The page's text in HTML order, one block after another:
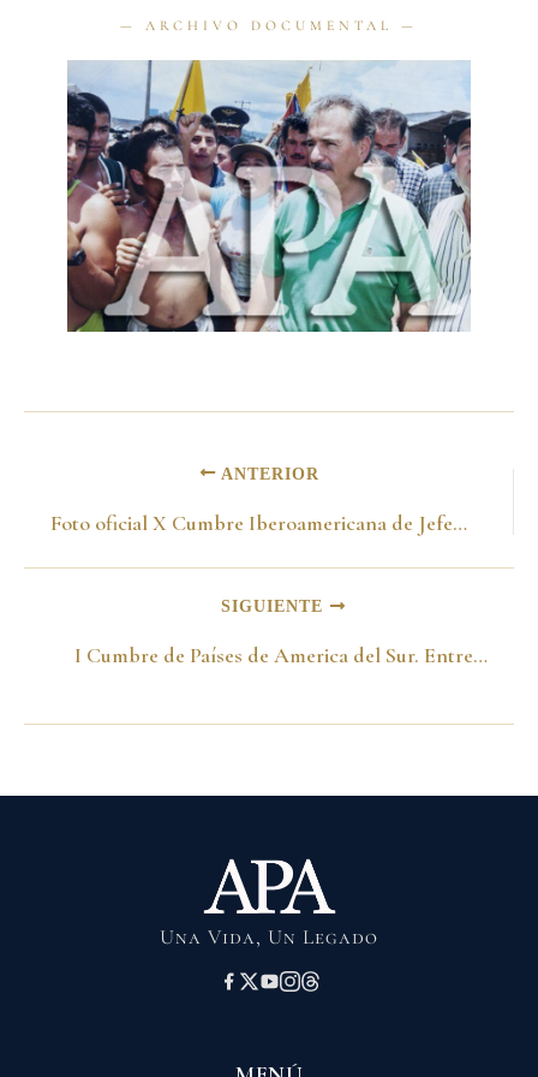
ANTERIOR
Foto oficial X Cumbre Iberoamericana de Jefes de Estado y de Gobierno, Panamá. Noviembre 17-2000
SIGUIENTE
I Cumbre de Países de America del Sur. Entrevista con Alberto Fujimori abriendo su maletín. Brasilia. Agosto. 31_2000
Una Vida, Un Legado